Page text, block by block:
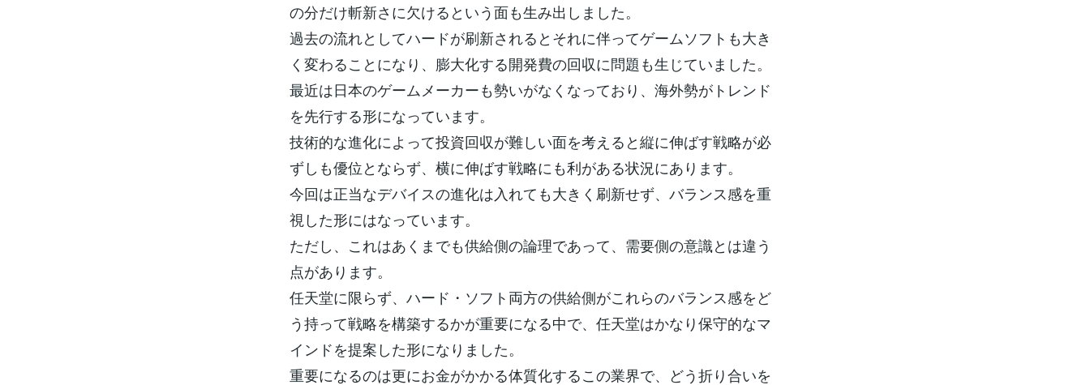
の分だけ斬新さに欠けるという面も生み出しました。
過去の流れとしてハードが刷新されるとそれに伴ってゲームソフトも大き
く変わることになり、膨大化する開発費の回収に問題も生じていました。
最近は日本のゲームメーカーも勢いがなくなっており、海外勢がトレンド
を先行する形になっています。
技術的な進化によって投資回収が難しい面を考えると縦に伸ばす戦略が必
ずしも優位とならず、横に伸ばす戦略にも利がある状況にあります。
今回は正当なデバイスの進化は入れても大きく刷新せず、バランス感を重
視した形にはなっています。
ただし、これはあくまでも供給側の論理であって、需要側の意識とは違う
点があります。
任天堂に限らず、ハード・ソフト両方の供給側がこれらのバランス感をど
う持って戦略を構築するかが重要になる中で、任天堂はかなり保守的なマ
インドを提案した形になりました。
重要になるのは更にお金がかかる体質化するこの業界で、どう折り合いを